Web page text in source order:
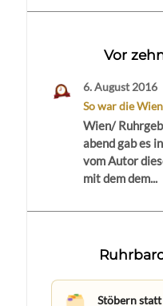
Vor
6. August 2016
So war die
Wien/
abend gab es
vom Autor
mit dem dem...
Stöbern